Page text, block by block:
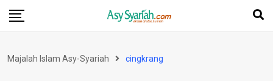
Skip
Majalah Islam Asy-Syariah cingkrang